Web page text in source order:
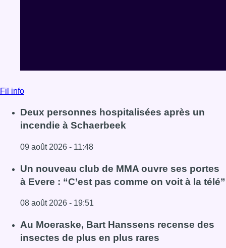
Fil info
Deux personnes hospitalisées après un
incendie à Schaerbeek
09 août 2026 - 11:48
Lire l'article Deux personnes hospitalisées après un
Un nouveau club de MMA ouvre ses portes
à Evere : “C’est pas comme on voit à la télé”
08 août 2026 - 19:51
Lire l'article Un nouveau club de MMA ouvre ses portes à
Au Moeraske, Bart Hanssens recense des
insectes de plus en plus rares